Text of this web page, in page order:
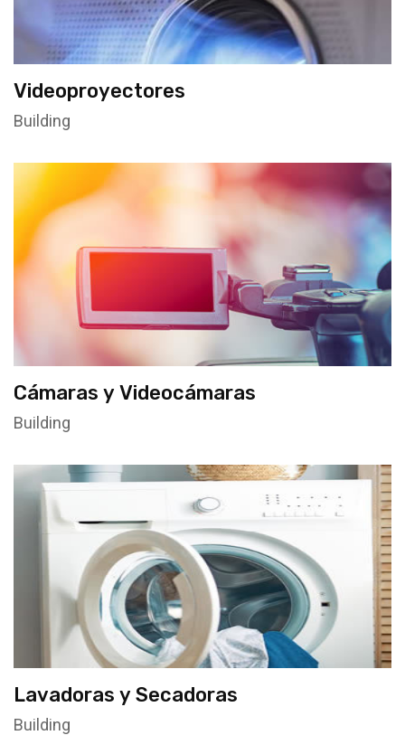
Videoproyectores
Building
Cámaras y Videocámaras
Building
Lavadoras y Secadoras
Building